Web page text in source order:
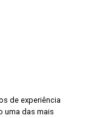
de experiência
uma das mais